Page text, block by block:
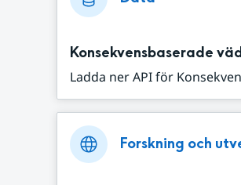
Konsekvensbaserade
Ladda ner API för
Forskning och